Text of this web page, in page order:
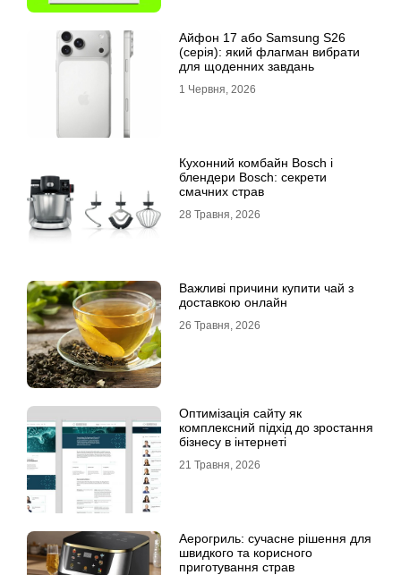
Айфон 17 або Samsung S26
(серія): який флагман вибрати
для щоденних завдань
1 Червня, 2026
Кухонний комбайн Bosch і
блендери Bosch: секрети
смачних страв
28 Травня, 2026
Важливі причини купити чай з
доставкою онлайн
26 Травня, 2026
Оптимізація сайту як
комплексний підхід до зростання
бізнесу в інтернеті
21 Травня, 2026
Аерогриль: сучасне рішення для
швидкого та корисного
приготування страв